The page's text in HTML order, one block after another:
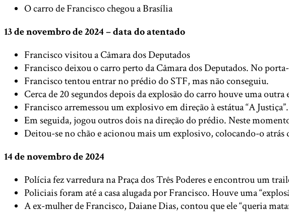
O carro de Francisco chegou a Brasília
13 de novembro de 2024 – data do atentado
Francisco visitou a Câmara dos Deputados
Francisco deixou o carro perto da Câmara dos Deputados. No
Francisco tentou entrar no prédio do STF, mas não conseguiu.
Cerca de 20 segundos depois da explosão do carro houve uma
Francisco arremessou um explosivo em direção à estátua “A Justiça”.
Em seguida, jogou outros dois na direção do prédio. Neste
Deitou-se no chão e acionou mais um explosivo, colocando-o atrás
14 de novembro de 2024
Polícia fez varredura na Praça dos Três Poderes e encontrou um
Policiais foram até a casa alugada por Francisco. Houve uma
A ex-mulher de Francisco, Daiane Dias, contou que ele “queria